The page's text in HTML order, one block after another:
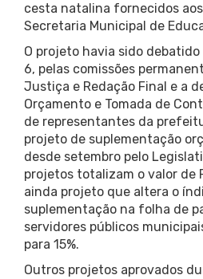
cesta natalina fornecidos
Secretaria Municipal de
O projeto havia sido
6, pelas comissões
Justiça e Redação Final e a
Orçamento e Tomada de
de representantes da
projeto de suplementação
desde setembro pelo
projetos totalizam o valor de
ainda projeto que altera o
suplementação na folha de
servidores públicos
para 15%.
Outros projetos aprovados